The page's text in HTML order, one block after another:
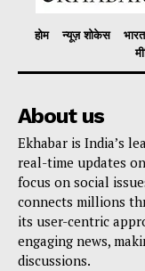
होम न्यूज़ शोकेस भारत
About us
Ekhabar is India’s
real-time updates
focus on social
connects millions
its user-centric
engaging news,
discussions.